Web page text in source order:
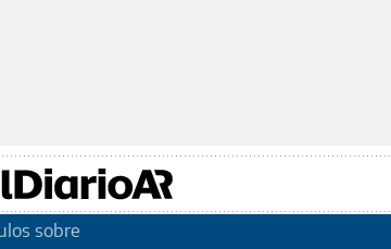
sobre